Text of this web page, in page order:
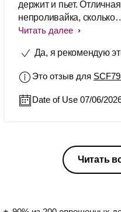
держит и пьет. Отличная
непроливайка, сколько
перепробовали и эта
Читать далее
Да, я рекомендую
Это отзыв для
Date of Use 07/06/
Читать